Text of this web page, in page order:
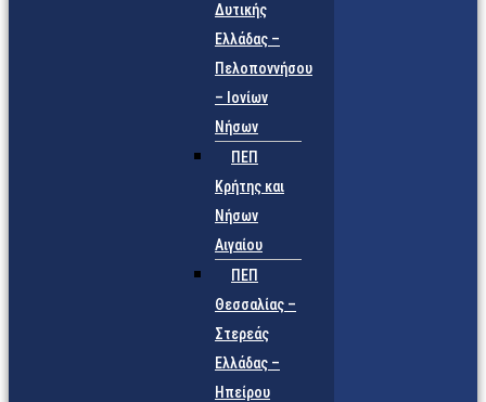
Δυτικής
Ελλάδας –
Πελοποννήσου
– Ιονίων
Νήσων
ΠΕΠ
Κρήτης και
Νήσων
Αιγαίου
ΠΕΠ
Θεσσαλίας –
Στερεάς
Ελλάδας –
Ηπείρου